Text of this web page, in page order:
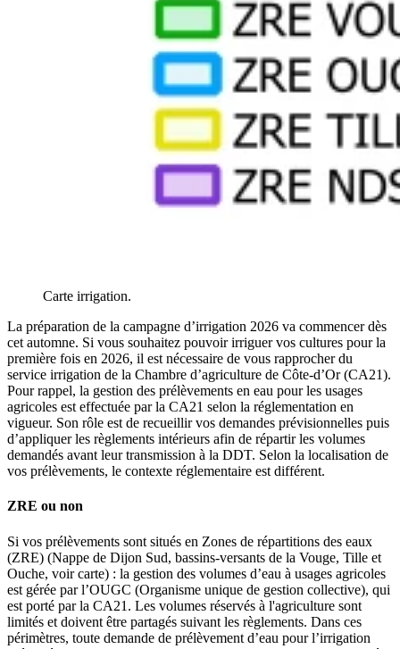
Carte irrigation.
La préparation de la campagne d’irrigation 2026 va commencer dès
cet automne. Si vous souhaitez pouvoir irriguer vos cultures pour la
première fois en 2026, il est nécessaire de vous rapprocher du
service irrigation de la Chambre d’agriculture de Côte-d’Or (CA21).
Pour rappel, la gestion des prélèvements en eau pour les usages
agricoles est effectuée par la CA21 selon la réglementation en
vigueur. Son rôle est de recueillir vos demandes prévisionnelles puis
d’appliquer les règlements intérieurs afin de répartir les volumes
demandés avant leur transmission à la DDT. Selon la localisation de
vos prélèvements, le contexte réglementaire est différent.
ZRE ou non
Si vos prélèvements sont situés en Zones de répartitions des eaux
(ZRE) (Nappe de Dijon Sud, bassins-versants de la Vouge, Tille et
Ouche, voir carte) : la gestion des volumes d’eau à usages agricoles
est gérée par l’OUGC (Organisme unique de gestion collective), qui
est porté par la CA21. Les volumes réservés à l'agriculture sont
limités et doivent être partagés suivant les règlements. Dans ces
périmètres, toute demande de prélèvement d’eau pour l’irrigation